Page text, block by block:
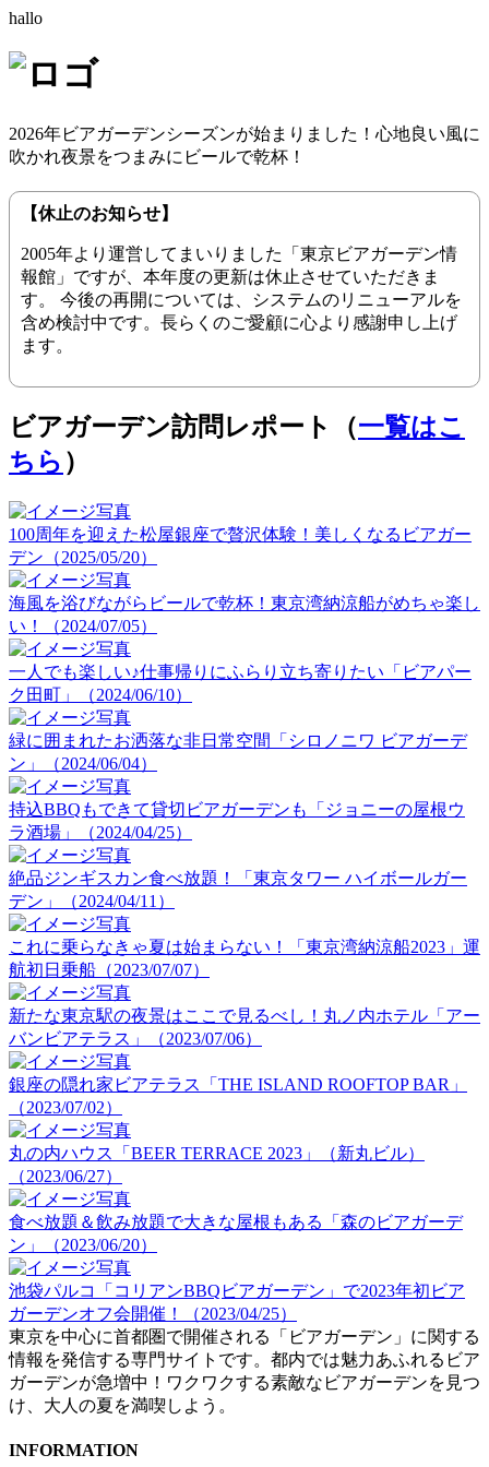
hallo
2026年ビアガーデンシーズンが始まりました！心地良い風に
吹かれ夜景をつまみにビールで乾杯！
【休止のお知らせ】
2005年より運営してまいりました「東京ビアガーデン情
報館」ですが、本年度の更新は休止させていただきま
す。 今後の再開については、システムのリニューアルを
含め検討中です。長らくのご愛顧に心より感謝申し上げ
ます。
ビアガーデン訪問レポート（一覧はこ
ちら ）
100周年を迎えた松屋銀座で贅沢体験！美しくなるビアガー
デン（2025/05/20）
海風を浴びながらビールで乾杯！東京湾納涼船がめちゃ楽し
い！（2024/07/05）
一人でも楽しい♪仕事帰りにふらり立ち寄りたい「ビアパー
ク田町」（2024/06/10）
緑に囲まれたお洒落な非日常空間「シロノニワ ビアガーデ
ン」（2024/06/04）
持込BBQもできて貸切ビアガーデンも「ジョニーの屋根ウ
ラ酒場」（2024/04/25）
絶品ジンギスカン食べ放題！「東京タワー ハイボールガー
デン」（2024/04/11）
これに乗らなきゃ夏は始まらない！「東京湾納涼船2023」運
航初日乗船（2023/07/07）
新たな東京駅の夜景はここで見るべし！丸ノ内ホテル「アー
バンビアテラス」（2023/07/06）
銀座の隠れ家ビアテラス「THE ISLAND ROOFTOP BAR」
（2023/07/02）
丸の内ハウス「BEER TERRACE 2023」（新丸ビル）
（2023/06/27）
食べ放題＆飲み放題で大きな屋根もある「森のビアガーデ
ン」（2023/06/20）
池袋パルコ「コリアンBBQビアガーデン」で2023年初ビア
ガーデンオフ会開催！（2023/04/25）
東京を中心に首都圏で開催される「ビアガーデン」に関する
情報を発信する専門サイトです。都内では魅力あふれるビア
ガーデンが急増中！ワクワクする素敵なビアガーデンを見つ
け、大人の夏を満喫しよう。
INFORMATION